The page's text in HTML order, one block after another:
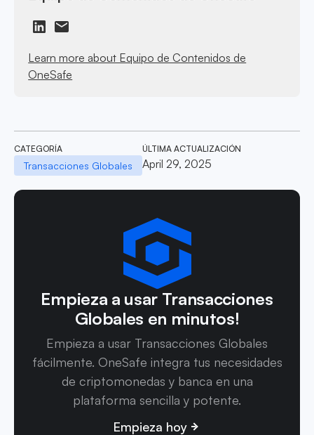
Learn more about Equipo de Contenidos de
OneSafe
CATEGORÍA
Transacciones Globales
ÚLTIMA ACTUALIZACIÓN
April 29, 2025
Empieza a usar Transacciones
Globales en minutos!
Empieza a usar Transacciones Globales
fácilmente. OneSafe integra tus necesidades
de criptomonedas y banca en una
plataforma sencilla y potente.
Empieza hoy